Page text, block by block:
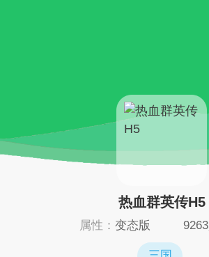
热血群英传H5
属性： 变态版 9263